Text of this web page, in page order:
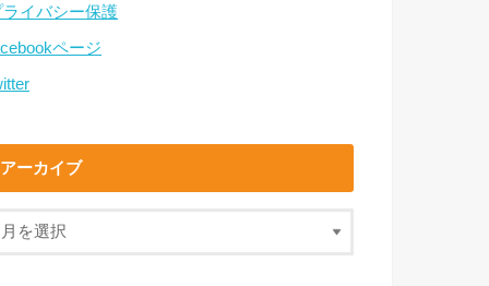
ライバシー保護
ページ
アーカイブ